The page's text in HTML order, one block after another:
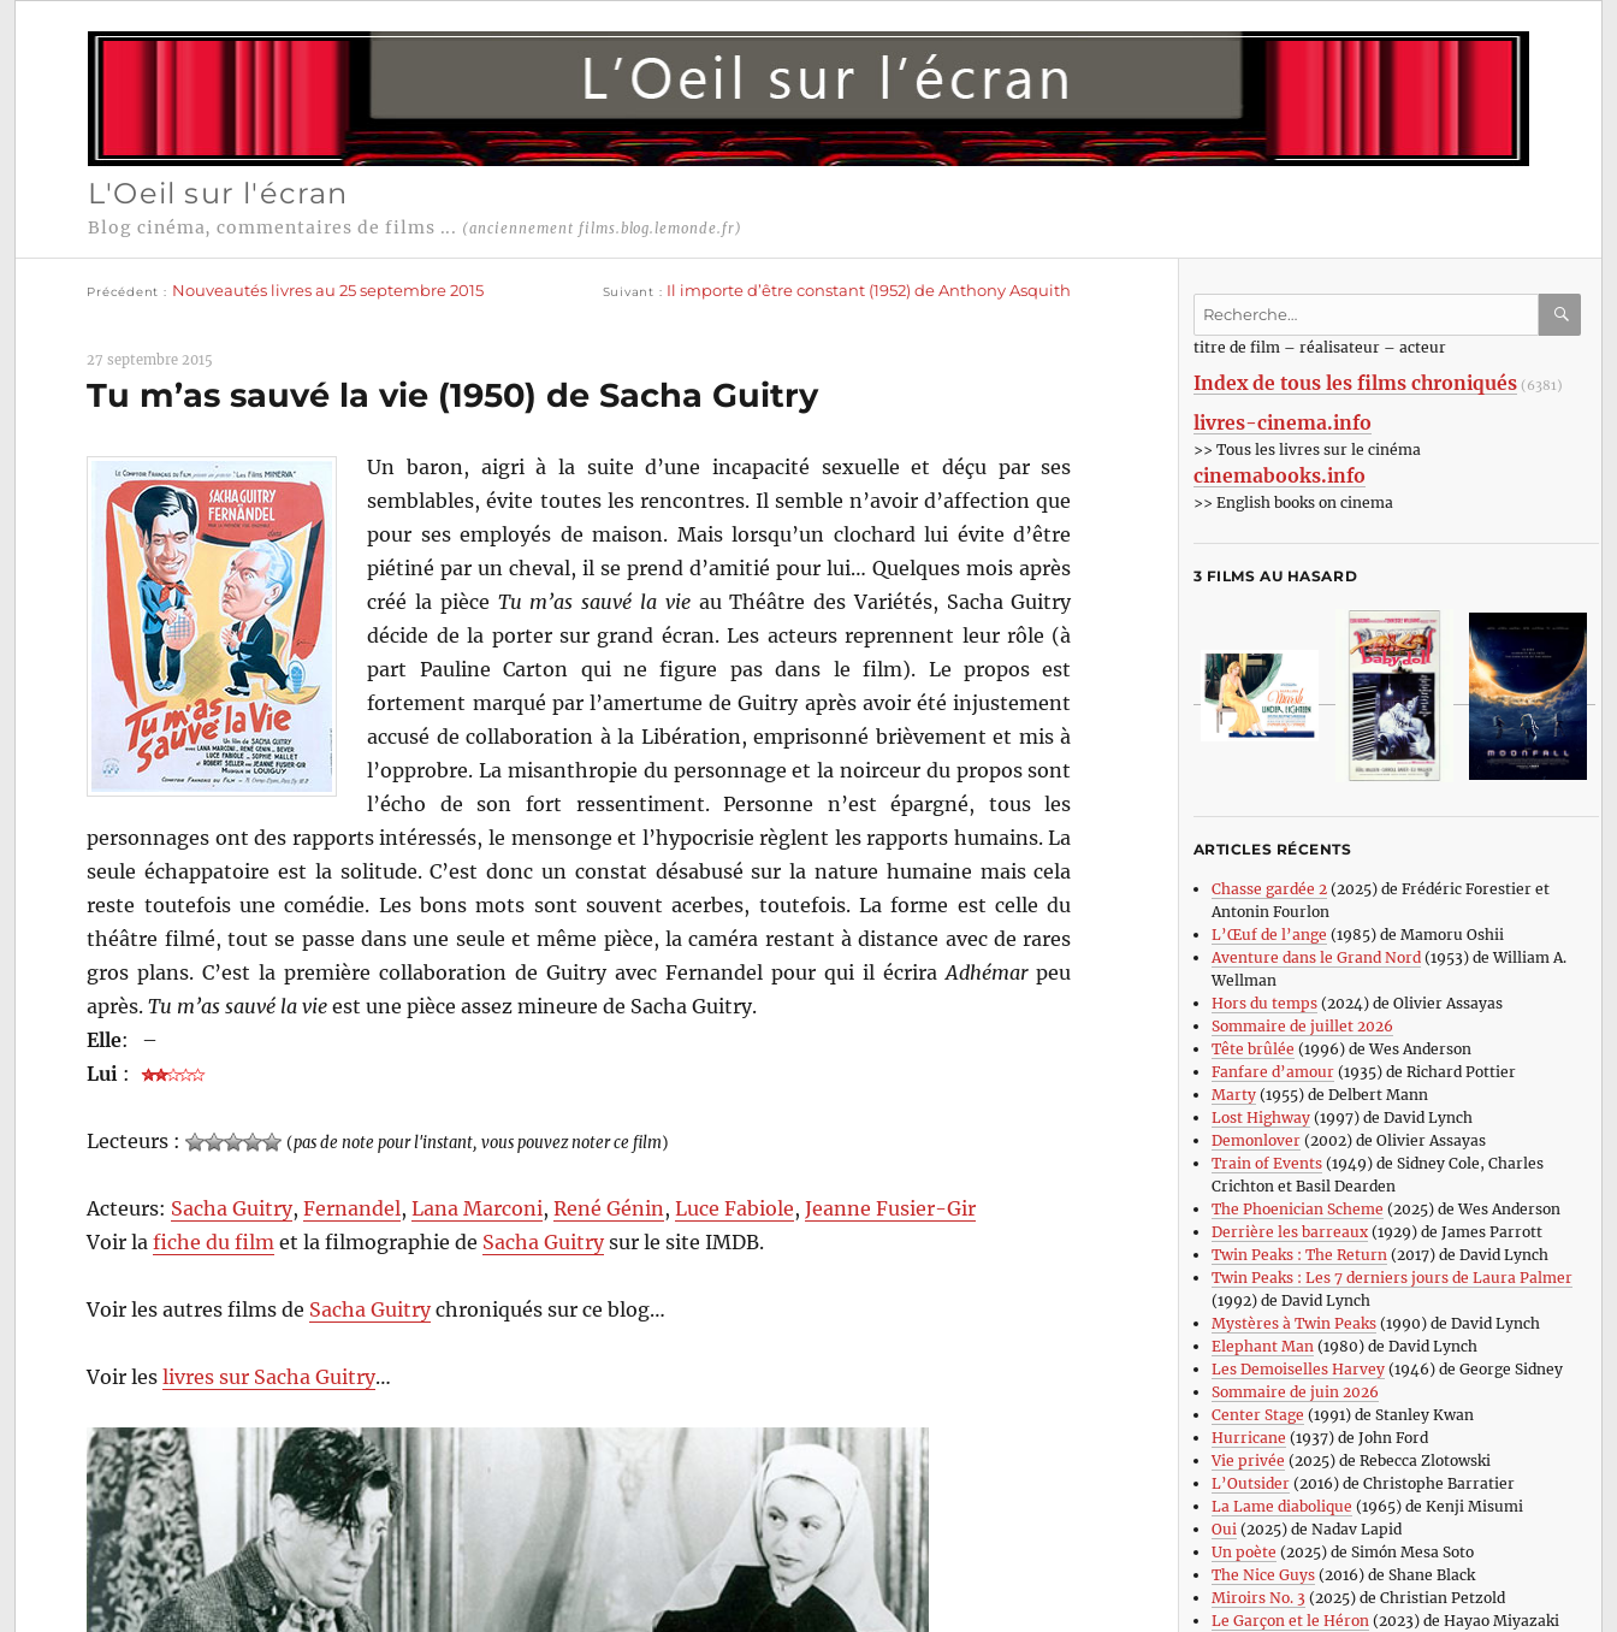
L'Oeil sur l'écran
Blog cinéma, commentaires de films ... (anciennement films.blog.lemonde.fr)
Navigation
l’article
Précédent Nouveautés livres au 25 septembre 2015 Suivant Il importe d’être constant (1952) de Anthony Asquith
27 septembre 2015
Tu m’as sauvé la vie (1950) de Sacha Guitry
Un baron, aigri à la suite d’une incapacité sexuelle et déçu par ses
semblables, évite toutes les rencontres. Il semble n’avoir d’affection que
pour ses employés de maison. Mais lorsqu’un clochard lui évite d’être
piétiné par un cheval, il se prend d’amitié pour lui… Quelques mois après
créé la pièce Tu m’as sauvé la vieau Théâtre des Variétés, Sacha Guitry
décide de la porter sur grand écran. Les acteurs reprennent leur rôle (à
part Pauline Carton qui ne figure pas dans le film). Le propos est
fortement marqué par l’amertume de Guitry après avoir été injustement
accusé de collaboration à la Libération, emprisonné brièvement et mis à
l’opprobre. La misanthropie du personnage et la noirceur du propos sont
l’écho de son fort ressentiment. Personne n’est épargné, tous les
personnages ont des rapports intéressés, le mensonge et l’hypocrisie règlent les rapports humains. La
seule échappatoire est la solitude. C’est donc un constat désabusé sur la nature humaine mais cela
reste toutefois une comédie. Les bons mots sont souvent acerbes, toutefois. La forme est celle du
théâtre filmé, tout se passe dans une seule et même pièce, la caméra restant à distance avec de rares
gros plans. C’est la première collaboration de Guitry avec Fernandel pour qui il écrira Adhémarpeu
après.Tu m’as sauvé la vie est une pièce assez mineure de Sacha Guitry.
Elle:
–
Lui :
Lecteurs : (pas de note pour l'instant, vous pouvez noter ce film)
Acteurs: Sacha Guitry,Fernandel,Lana Marconi,René Génin ,Luce Fabiole,Jeanne Fusier-Gir
Voir lafiche du film et la filmographie de Sacha Guitrysur le site IMDB.
Voir les autres films de Sacha Guitrychroniqués sur ce blog…
Voir leslivres sur Sacha Guitry…
Recherche
:titre de film – réalisateur – acteur
Index de tous les films chroniqués (6381)
livres-cinema.info
>> Tous les livres sur le cinéma
cinemabooks.info
>> English books on cinema
3 FILMS AU HASARD
ARTICLES RÉCENTS
Chasse gardée 2(2025) de Frédéric Forestier et
Antonin Fourlon
L’Œuf de l’ange (1985) de Mamoru Oshii
Aventure dans le Grand Nord(1953) de William A.
Wellman
Hors du temps(2024) de Olivier Assayas
Sommaire de juillet 2026
Tête brûlée (1996) de Wes Anderson
Fanfare d’amour(1935) de Richard Pottier
Marty(1955) de Delbert Mann
Lost Highway(1997) de David Lynch
Demonlover(2002) de Olivier Assayas
Train of Events(1949) de Sidney Cole, Charles
Crichton et Basil Dearden
The Phoenician Scheme (2025) de Wes Anderson
Derrière les barreaux(1929) de James Parrott
Twin Peaks : The Return(2017) de David Lynch
Twin Peaks : Les 7 derniers jours de Laura Palmer
(1992) de David Lynch
Mystères à Twin Peaks(1990) de David Lynch
Elephant Man(1980) de David Lynch
Les Demoiselles Harvey(1946) de George Sidney
Sommaire de juin 2026
Center Stage (1991) de Stanley Kwan
Hurricane (1937) de John Ford
Vie privée (2025) de Rebecca Zlotowski
L’Outsider(2016) de Christophe Barratier
La Lame diabolique (1965) de Kenji Misumi
Oui(2025) de Nadav Lapid
Un poète (2025) de Simón Mesa Soto
The Nice Guys(2016) de Shane Black
Miroirs No. 3 (2025) de Christian Petzold
Le Garçon et le Héron(2023) de Hayao Miyazaki